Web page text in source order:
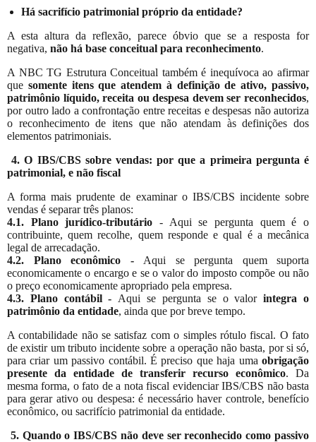
Há sacrifício patrimonial próprio da entidade?
A esta altura da reflexão, parece óbvio que se a resposta for
negativa, não há base conceitual para reconhecimento.
A NBC TG Estrutura Conceitual também é inequívoca ao afirmar
que somente itens que atendem à definição de ativo, passivo,
patrimônio líquido, receita ou despesa devem ser reconhecidos,
por outro lado a confrontação entre receitas e despesas não autoriza
o reconhecimento de itens que não atendam às definições dos
elementos patrimoniais.
4. O IBS/CBS sobre vendas: por que a primeira pergunta é
patrimonial, e não fiscal
A forma mais prudente de examinar o IBS/CBS incidente sobre
vendas é separar três planos:
4.1. Plano jurídico-tributário - Aqui se pergunta quem é o
contribuinte, quem recolhe, quem responde e qual é a mecânica
legal de arrecadação.
4.2. Plano econômico - Aqui se pergunta quem suporta
economicamente o encargo e se o valor do imposto compõe ou não
o preço economicamente apropriado pela empresa.
4.3. Plano contábil - Aqui se pergunta se o valorintegra o
patrimônio da entidade, ainda que por breve tempo.
A contabilidade não se satisfaz com o simples rótulo fiscal. O fato
de existir um tributo incidente sobre a operação não basta, por si só,
para criar um passivo contábil. É preciso que haja uma obrigação
presente da entidade de transferir recurso econômico. Da
mesma forma, o fato de a nota fiscal evidenciar IBS/CBS não basta
para gerar ativo ou despesa: é necessário haver controle, benefício
econômico, ou sacrifício patrimonial da entidade.
5. Quando o IBS/CBS não deve ser reconhecido como passivo